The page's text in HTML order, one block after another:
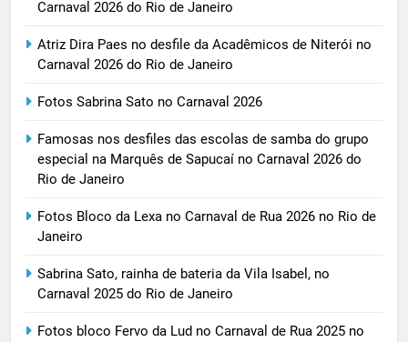
Carnaval 2026 do Rio de Janeiro
Atriz Dira Paes no desfile da Acadêmicos de Niterói no
Carnaval 2026 do Rio de Janeiro
Fotos Sabrina Sato no Carnaval 2026
Famosas nos desfiles das escolas de samba do grupo
especial na Marquês de Sapucaí no Carnaval 2026 do
Rio de Janeiro
Fotos Bloco da Lexa no Carnaval de Rua 2026 no Rio de
Janeiro
Sabrina Sato, rainha de bateria da Vila Isabel, no
Carnaval 2025 do Rio de Janeiro
Fotos bloco Fervo da Lud no Carnaval de Rua 2025 no